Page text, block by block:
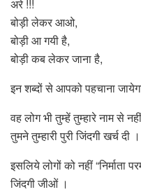
अरे !!!
बोड़ी लेकर आओ,
बोड़ी आ गयी है,
बोड़ी कब लेकर जाना है,
इन शब्दों से आपको पहचाना
वह लोग भी तुम्हें तुम्हारे नाम से
तुमने तुम्हारी पुरी जिंदगी खर्च दी ।
इसलिये लोगों को नहीं
जिंदगी जीओं ।